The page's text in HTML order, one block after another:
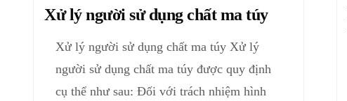
Xử lý người sử dụng chất ma túy
Xử lý người sử dụng chất ma túy Xử lý
người sử dụng chất ma túy được quy định
cụ thể như sau: Đối với trách nhiệm hình